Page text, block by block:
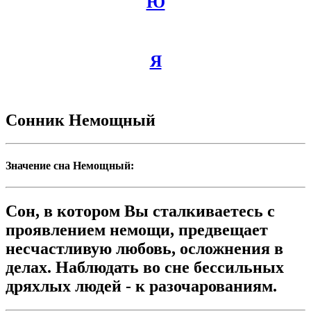
Я
Сонник Немощный
Значение сна Немощный:
Сон, в котором Вы сталкиваетесь с
проявлением немощи, предвещает
несчастливую любовь, осложнения в
делах. Наблюдать во сне бессильных
дряхлых людей - к разочарованиям.